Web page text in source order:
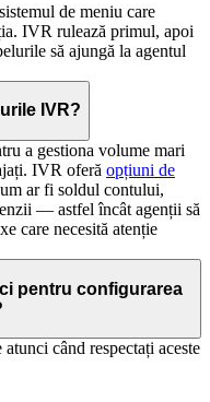
de meniu care
IVR rulează primul, apoi
să ajungă la agentul
IVR?
a gestiona volume mari
IVR oferă opțiuni de
ar fi soldul contului,
— astfel încât agenții să
care necesită atenție
pentru configurarea
când respectați aceste